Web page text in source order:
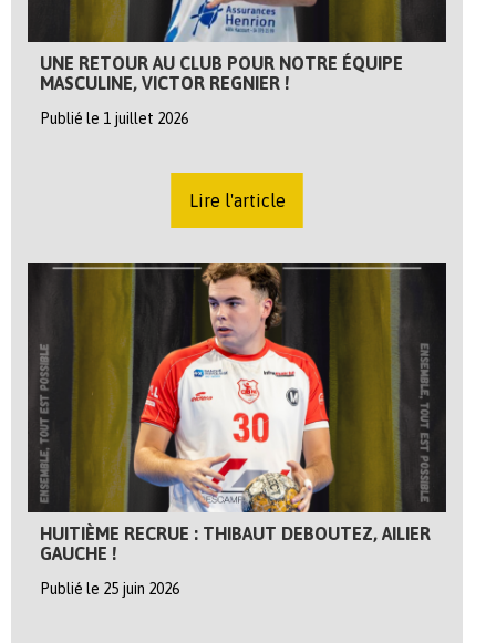
UNE RETOUR AU CLUB POUR NOTRE ÉQUIPE
MASCULINE, VICTOR REGNIER !
Publié le 1 juillet 2026
Lire l'article
HUITIÈME RECRUE : THIBAUT DEBOUTEZ, AILIER
GAUCHE !
Publié le 25 juin 2026